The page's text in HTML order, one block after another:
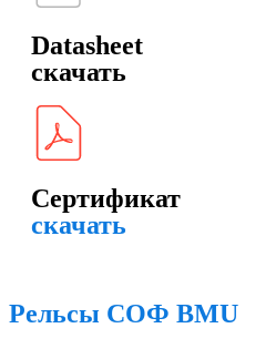
Datasheet
скачать
Сертификат
скачать
Рельсы СОФ BMU